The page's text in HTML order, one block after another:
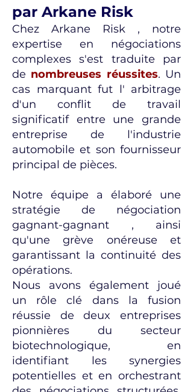
par Arkane Risk
Chez Arkane Risk , notre
expertise en négociations
complexes s'est traduite par
de nombreuses réussites. Un
cas marquant fut l' arbitrage
d'un conflit de travail
significatif entre une grande
entreprise de l'industrie
automobile et son fournisseur
principal de pièces.
Notre équipe a élaboré une
stratégie de négociation
gagnant-gagnant , ainsi
qu'une grève onéreuse et
garantissant la continuité des
opérations.
Nous avons également joué
un rôle clé dans la fusion
réussie de deux entreprises
pionnières du secteur
biotechnologique, en
identifiant les synergies
potentielles et en orchestrant